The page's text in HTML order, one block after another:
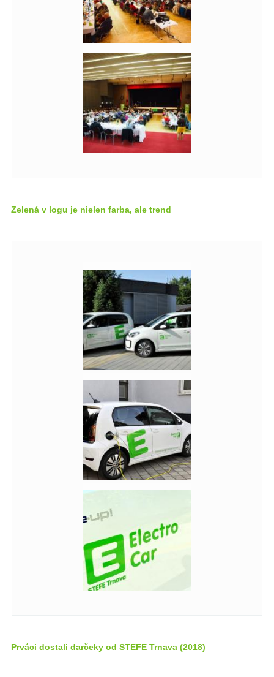
Zelená v logu je nielen farba, ale trend
Prváci dostali darčeky od STEFE Trnava (2018)